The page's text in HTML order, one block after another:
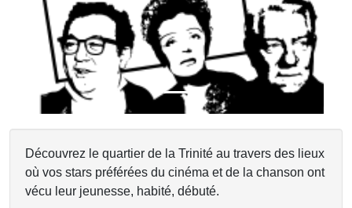
Découvrez le quartier de la Trinité au travers des lieux
où vos stars préférées du cinéma et de la chanson ont
vécu leur jeunesse, habité, débuté.